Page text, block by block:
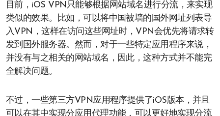
目前，iOS VPN只能够根据网站域名进行分流，来实现
类似的效果。比如，可以将中国被墙的国外网址列表导
入VPN，这样在访问这些网址时，VPN会优先将请求转
发到国外服务器。然而，对于一些特定应用程序来说，
并没有与之相关的网站域名，因此，这种方式并不能完
全解决问题。
不过，一些第三方VPN应用程序提供了iOS版本，并且
可以在其中实现分应用代理功能，可以更好地实现分流